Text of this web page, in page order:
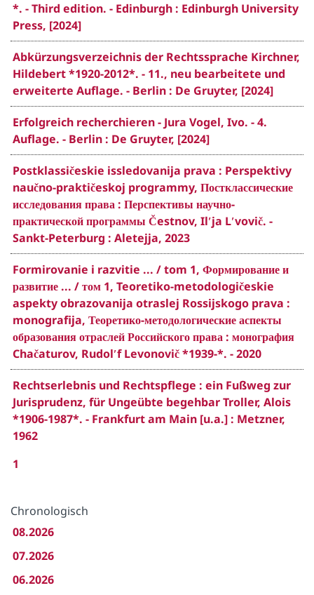
*. - Third edition. - Edinburgh : Edinburgh University
Press, [2024]
Abkürzungsverzeichnis der Rechtssprache Kirchner,
Hildebert *1920-2012*. - 11., neu bearbeitete und
erweiterte Auflage. - Berlin : De Gruyter, [2024]
Erfolgreich recherchieren - Jura Vogel, Ivo. - 4.
Auflage. - Berlin : De Gruyter, [2024]
Postklassičeskie issledovanija prava : Perspektivy
naučno-praktičeskoj programmy, Постклассические
исследования права : Перспективы научно-
практической программы Čestnov, Ilʹja Lʹvovič. -
Sankt-Peterburg : Aletejja, 2023
Formirovanie i razvitie ... / tom 1, Формирование и
развитие ... / том 1, Teoretiko-metodologičeskie
aspekty obrazovanija otraslej Rossijskogo prava :
monografija, Теоретико-методологические аспекты
образования отраслей Российского права : монография
Chačaturov, Rudolʹf Levonovič *1939-*. - 2020
Rechtserlebnis und Rechtspflege : ein Fußweg zur
Jurisprudenz, für Ungeübte begehbar Troller, Alois
*1906-1987*. - Frankfurt am Main [u.a.] : Metzner,
1962
1
Chronologisch
08.2026
07.2026
06.2026